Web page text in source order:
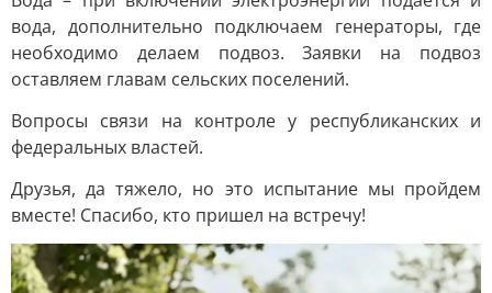
вода, дополнительно подключаем генераторы, где
необходимо делаем подвоз. Заявки на подвоз
оставляем главам сельских поселений.
Вопросы связи на контроле у республиканских и
федеральных властей.
Друзья, да тяжело, но это испытание мы пройдем
вместе! Спасибо, кто пришел на встречу!